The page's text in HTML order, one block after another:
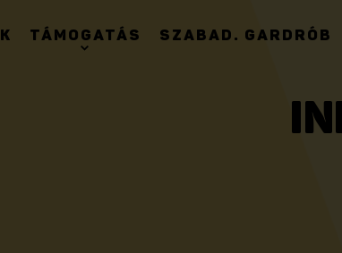
TÁMOGATÁS SZABAD. GARDRÓB